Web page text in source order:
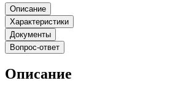
Описание
Характеристики
Документы
Вопрос-ответ
Описание